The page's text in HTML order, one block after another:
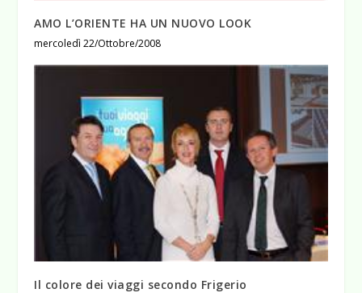
AMO L’ORIENTE HA UN NUOVO LOOK
mercoledì 22/Ottobre/2008
Il colore dei viaggi secondo Frigerio